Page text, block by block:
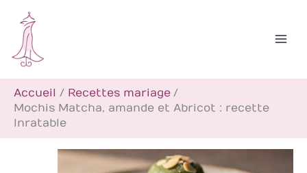
contenu
Accueil
Recettes mariage
Mochis Matcha, amande et Abricot : recette
Inratable
c
h
e
r
c